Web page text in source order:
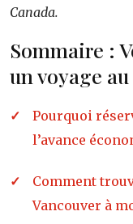
Canada.
Sommaire :
un voyage
Pourquoi
l’avance
Comment
Vancouver à